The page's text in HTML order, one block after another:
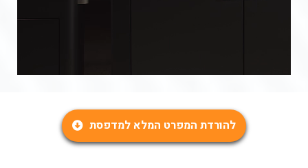
להורדת המפרט המלא למדפסת